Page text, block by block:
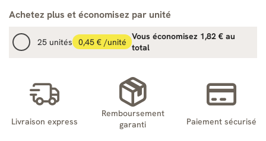
Achetez plus et économisez par unité
25 unités 0,45 € /unité
Vous économisez 1,82 € au
total
Livraison express
Remboursement
garanti
Paiement sécurisé